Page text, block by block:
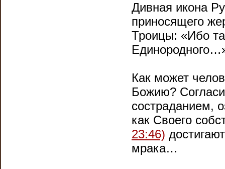
Дивная икона
приносящего
Троицы: «Ибо
Как может
Божию?
состраданием,
как Своего
23:46)
мрака…